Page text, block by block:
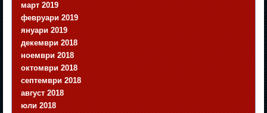
март 2019
февруари 2019
януари 2019
декември 2018
ноември 2018
октомври 2018
септември 2018
август 2018
юли 2018